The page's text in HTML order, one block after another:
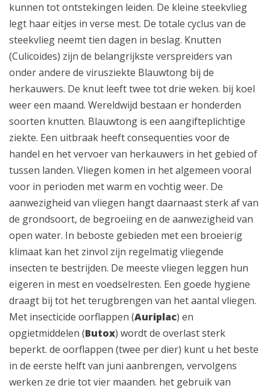
kunnen tot ontstekingen leiden. De kleine steekvlieg
legt haar eitjes in verse mest. De totale cyclus van de
steekvlieg neemt tien dagen in beslag. Knutten
(Culicoides) zijn de belangrijkste verspreiders van
onder andere de virusziekte Blauwtong bij de
herkauwers. De knut leeft twee tot drie weken. bij koel
weer een maand. Wereldwijd bestaan er honderden
soorten knutten. Blauwtong is een aangifteplichtige
ziekte. Een uitbraak heeft consequenties voor de
handel en het vervoer van herkauwers in het gebied of
tussen landen. Vliegen komen in het algemeen vooral
voor in perioden met warm en vochtig weer. De
aanwezigheid van vliegen hangt daarnaast sterk af van
de grondsoort, de begroeiing en de aanwezigheid van
open water. In beboste gebieden met een broeierig
klimaat kan het zinvol zijn regelmatig vliegende
insecten te bestrijden. De meeste vliegen leggen hun
eigeren in mest en voedselresten. Een goede hygiene
draagt bij tot het terugbrengen van het aantal vliegen.
Met insecticide oorflappen (Auriplac) en
opgietmiddelen (Butox) wordt de overlast sterk
beperkt. de oorflappen (twee per dier) kunt u het beste
in de eerste helft van juni aanbrengen, vervolgens
werken ze drie tot vier maanden. het gebruik van